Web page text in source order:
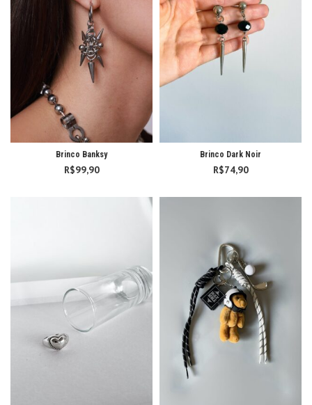
Brinco Banksy
R$99,90
Brinco Dark Noir
R$74,90